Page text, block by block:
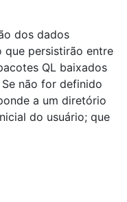
dos dados
que persistirão entre
QL baixados
não for definido
a um diretório
do usuário; que